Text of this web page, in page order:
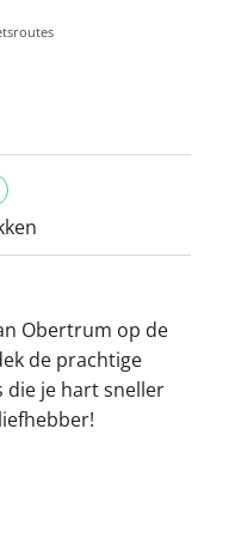
Obertrum op de
de prachtige
die je hart sneller